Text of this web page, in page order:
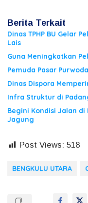
Berita Terkait
Dinas TPHP BU Gelar
Lais
Guna Meningkatkan
Pemuda Pasar
Dinas Dispora
Infra Struktur di
Begini Kondisi Jalan
Jagung
Post Views: 518
BENGKULU UTARA